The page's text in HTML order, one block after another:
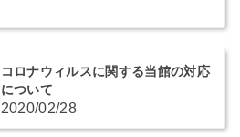
コロナウィルスに関する当館の対応
について
2020/02/28